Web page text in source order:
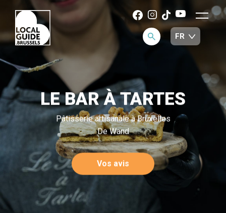
LE BAR À TARTES
Pâtisserie artisanale à Bruxelles
De Wand
Vos avis